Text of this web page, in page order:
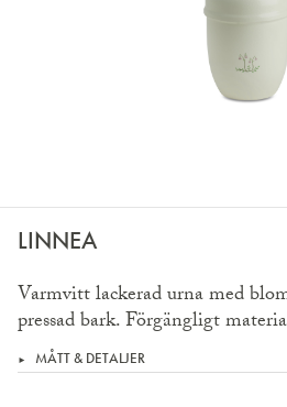
LINNEA
Varmvitt lackerad urna med
pressad bark. Förgängligt
MÅTT & DETALJER